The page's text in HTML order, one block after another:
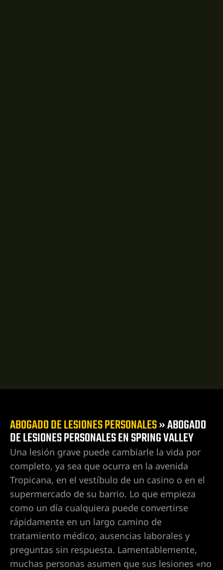
y
por
ABOGADO DE LESIONES PERSONALES»ABOGADO
DE LESIONES PERSONALES EN SPRING VALLEY
Una lesión grave puede cambiarle la vida por
completo, ya sea que ocurra en la avenida
Tropicana, en el vestíbulo de un casino o en el
supermercado de su barrio. Lo que empieza
como un día cualquiera puede convertirse
rápidamente en un largo camino de
tratamiento médico, ausencias laborales y
preguntas sin respuesta. Lamentablemente,
muchas personas asumen que sus lesiones «no
en
en
de